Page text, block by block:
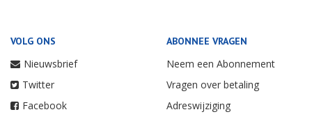
VOLG ONS
Nieuwsbrief
Twitter
Facebook
ABONNEE VRAGEN
Neem een Abonnement
Vragen over betaling
Adreswijziging